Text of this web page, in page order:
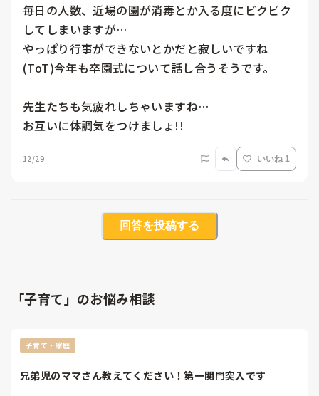
毎日の人数、近場の園が消毒とか入る度にビクビク
してしまいますが…
やっぱり行事ができないとかだと寂しいですね
(ToT)今年も卒園式について話し合うそうです。
先生たちも気疲れしちゃいますね…
お互いに体調気をつけましょ!!
12/29 いいね 1
回答を投稿する
「子育て」のお悩み相談
子育て・家庭
兄弟児のママさん教えてください！第一関門突入です